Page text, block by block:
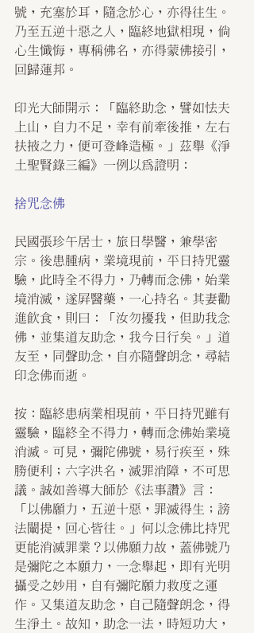
號，充塞於耳，隨念於心，亦得往生。
乃至五逆十惡之人，臨終地獄相現，倘
心生懺悔，專稱佛名，亦得蒙佛接引，
回歸蓮邦。
印光大師開示：「臨終助念，譬如怯夫
上山，自力不足，幸有前牽後推，左右
扶掖之力，便可登峰造極。」茲舉《淨
土聖賢錄三編》一例以為證明：
捨咒念佛
民國張珍午居士，旅日學醫，兼學密
宗。後患腫病，業境現前，平日持咒靈
驗，此時全不得力，乃轉而念佛，始業
境消滅，遂屏醫藥，一心持名。其妻勸
進飲食，則曰：「汝勿擾我，但助我念
佛，並集道友助念，我今日行矣。」道
友至，同聲助念，自亦隨聲朗念，尋結
印念佛而逝。
按：臨終患病業相現前，平日持咒雖有
靈驗，臨終全不得力，轉而念佛始業境
消滅。可見，彌陀佛號，易行疾至，殊
勝便利；六字洪名，滅罪消障，不可思
議。誠如善導大師於《法事讚》言：
「以佛願力，五逆十惡，罪滅得生；謗
法闡提，回心皆往。」何以念佛比持咒
更能消滅罪業？以佛願力故，蓋佛號乃
是彌陀之本願力，一念舉起，即有光明
攝受之妙用，自有彌陀願力救度之運
作。又集道友助念，自己隨聲朗念，得
生淨土。故知，助念一法，時短功大，